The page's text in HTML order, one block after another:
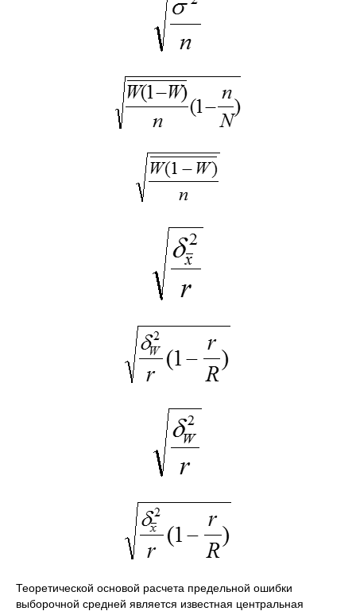
Теоретической основой расчета предельной ошибки
выборочной средней является известная центральная